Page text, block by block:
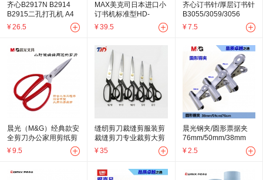
齐心B2917N B2914
B2915二孔打孔机 A4
纸 2孔文件夹打孔器
¥26.5
MAX美克司日本进口小
订书机标准型HD-
88R/50页
¥39.5
齐心订书针/厚层订书针
B3055/3059/3056
¥7.5
晨光（M&G）经典款安
全剪刀办公家用剪纸剪
刀学生手工剪170mm
¥9.5
缝纫剪刀裁缝剪服装剪
裁缝剪刀专业裁剪大剪
刀8-12寸小号裁布正品
¥35
晨光钢夹/圆形票据夹
76mm/50mm/38mm
¥2.5